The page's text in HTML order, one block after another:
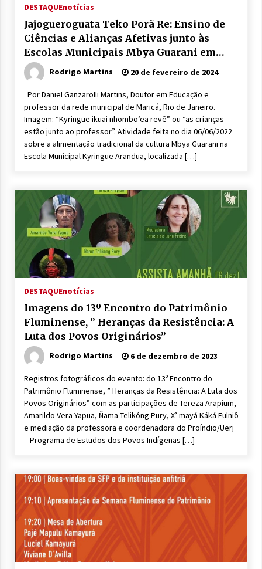
DESTAQUEnotícias
Jajogueroguata Teko Porã Re: Ensino de
Ciências e Alianças Afetivas junto às
Escolas Municipais Mbya Guarani em
Maricá (RJ)Rodrigo Martins 20 de fevereiro de 2024
Por Daniel Ganzarolli Martins, Doutor em Educação e
professor da rede municipal de Maricá, Rio de Janeiro.
Imagem: “Kyringue ikuai nhombo’ea revê” ou “as crianças
estão junto ao professor”. Atividade feita no dia 06/06/2022
sobre a alimentação tradicional da cultura Mbya Guarani na
Escola Municipal Kyringue Arandua, localizada […]
DESTAQUEnotícias
Imagens do 13º Encontro do Patrimônio
Fluminense, ” Heranças da Resistência: A
Luta dos Povos Originários”
Rodrigo Martins 6 de dezembro de 2023
Registros fotográficos do evento: do 13º Encontro do
Patrimônio Fluminense, ” Heranças da Resistência: A Luta dos
Povos Originários” com as participações de Tereza Arapium,
Amarildo Vera Yapua, Ñama Telikóng Pury, X’ mayá Káká Fulniô
e mediação da professora e coordenadora do Proíndio/Uerj
– Programa de Estudos dos Povos Indígenas […]